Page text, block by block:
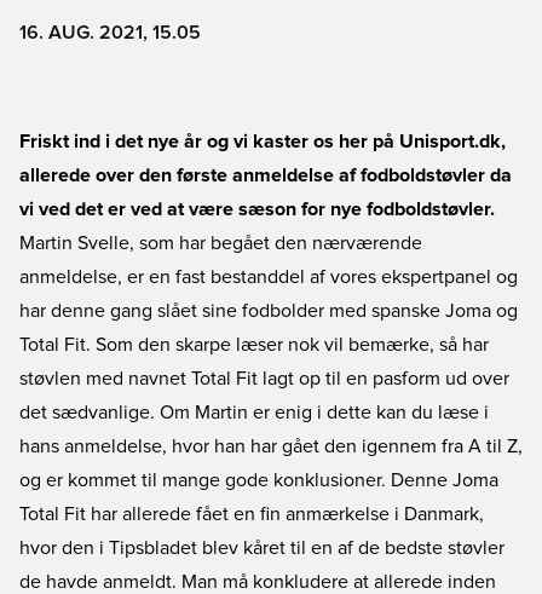
16. AUG. 2021, 15.05
Friskt ind i det nye år og vi kaster os her på Unisport.dk,
allerede over den første anmeldelse af fodboldstøvler da
vi ved det er ved at være sæson for nye fodboldstøvler.
Martin Svelle, som har begået den nærværende
anmeldelse, er en fast bestanddel af vores ekspertpanel og
har denne gang slået sine fodbolder med spanske Joma og
Total Fit. Som den skarpe læser nok vil bemærke, så har
støvlen med navnet Total Fit lagt op til en pasform ud over
det sædvanlige. Om Martin er enig i dette kan du læse i
hans anmeldelse, hvor han har gået den igennem fra A til Z,
og er kommet til mange gode konklusioner. Denne Joma
Total Fit har allerede fået en fin anmærkelse i Danmark,
hvor den i Tipsbladet blev kåret til en af de bedste støvler
de havde anmeldt. Man må konkludere at allerede inden